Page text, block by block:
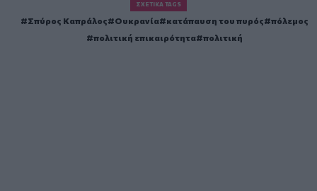
ΣΧΕΤΙΚΆ TAGS
Σπύρος Καπράλος Ουκρανία κατάπαυση του πυρός
πόλεμος
πολιτική επικαιρότητα
πολιτική